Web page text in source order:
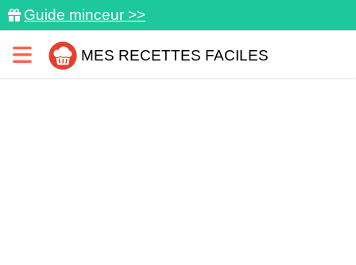
Guide minceur >>
MES RECETTES FACILES